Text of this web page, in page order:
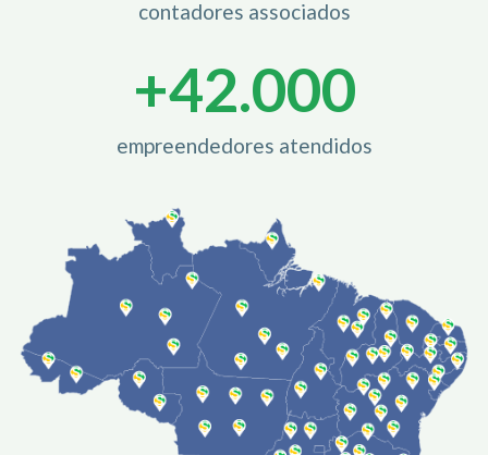
contadores associados
empreendedores atendidos
+42.000